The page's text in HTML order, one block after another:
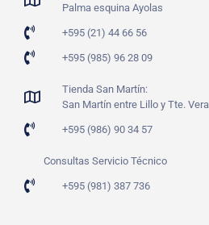
Palma esquina Ayolas
+595 (21) 44 66 56
+595 (985) 96 28 09
Tienda San Martín:
San Martín entre Lillo y Tte. Vera
+595 (986) 90 34 57
Consultas Servicio Técnico
+595 (981) 387 736